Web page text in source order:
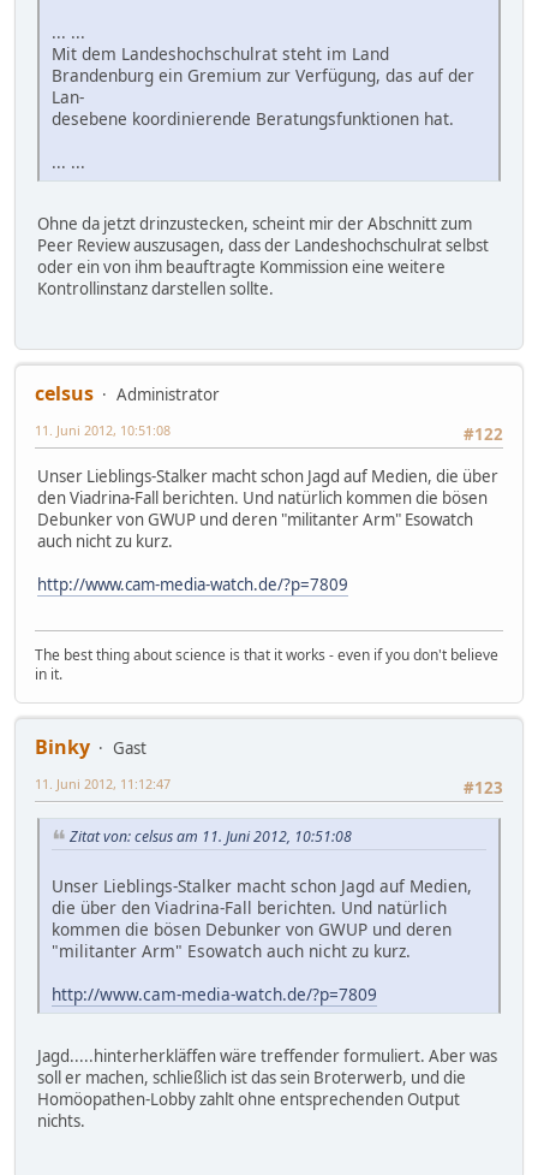
... ...
Mit dem Landeshochschulrat steht im Land
Brandenburg ein Gremium zur Verfügung, das auf der
Lan-
desebene koordinierende Beratungsfunktionen hat.
... ...
Ohne da jetzt drinzustecken, scheint mir der Abschnitt zum
Peer Review auszusagen, dass der Landeshochschulrat selbst
oder ein von ihm beauftragte Kommission eine weitere
Kontrollinstanz darstellen sollte.
celsus
Administrator
#122
11. Juni 2012, 10:51:08
Unser Lieblings-Stalker macht schon Jagd auf Medien, die über
den Viadrina-Fall berichten. Und natürlich kommen die bösen
Debunker von GWUP und deren "militanter Arm" Esowatch
auch nicht zu kurz.
http://www.cam-media-watch.de/?p=7809
The best thing about science is that it works - even if you don't believe
in it.
Binky
Gast
#123
11. Juni 2012, 11:12:47
Zitat von: celsus am 11. Juni 2012, 10:51:08
Unser Lieblings-Stalker macht schon Jagd auf Medien,
die über den Viadrina-Fall berichten. Und natürlich
kommen die bösen Debunker von GWUP und deren
"militanter Arm" Esowatch auch nicht zu kurz.
http://www.cam-media-watch.de/?p=7809
Jagd.....hinterherkläffen wäre treffender formuliert. Aber was
soll er machen, schließlich ist das sein Broterwerb, und die
Homöopathen-Lobby zahlt ohne entsprechenden Output
nichts.